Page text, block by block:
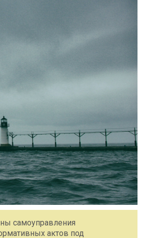
самоуправления
актов под